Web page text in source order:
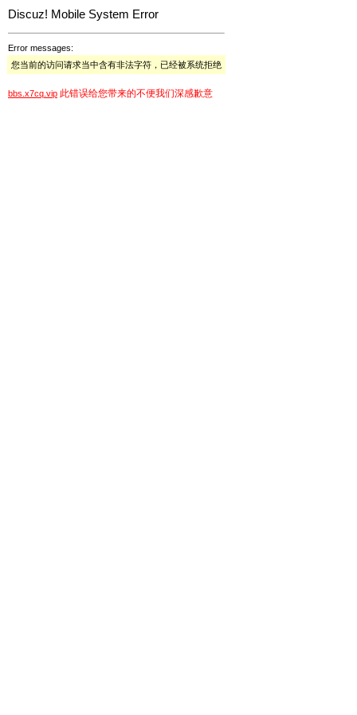
Discuz! Mobile System Error
Error messages:
您当前的访问请求当中含有非法字符，已经被系统拒绝
bbs.x7cq.vip 此错误给您带来的不便我们深感歉意